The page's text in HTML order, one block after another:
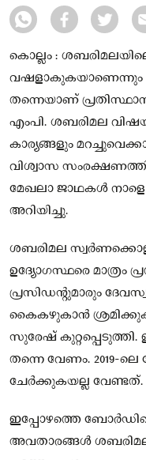
കൊല്ലം :
വഷളാകുകയാണെന്നും
തന്നെയാണ്
എംപി. ശബരിമല
കാര്യങ്ങളും
വിശ്വാസ
മേഖലാ ജാഥകൾ നാളെ
അറിയിച്ചു.
ശബരിമല
ഉദ്യോഗസ്ഥരെ മാത്രം
പ്രസിഡന്റുമാരും
കൈകഴുകാൻ
സുരേഷ് കുറ്റപ്പെടുത്തി.
തന്നെ വേണം. 2019-
ചേർക്കുകയല്ല വേണ്ടത്.
ഇപ്പോഴത്തെ
അവതാരങ്ങൾ ശബരിമല